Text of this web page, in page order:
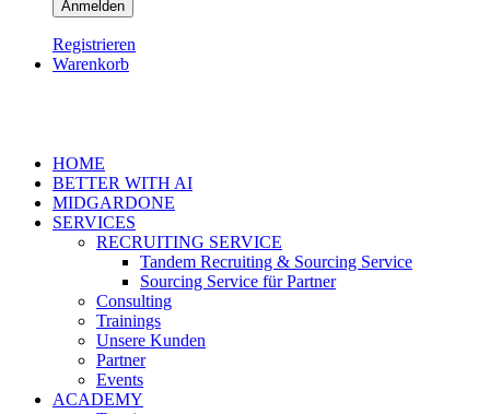
Registrieren
Warenkorb
HOME
BETTER WITH AI
MIDGARDONE
SERVICES
RECRUITING SERVICE
Tandem Recruiting & Sourcing Service
Sourcing Service für Partner
Consulting
Trainings
Unsere Kunden
Partner
Events
ACADEMY